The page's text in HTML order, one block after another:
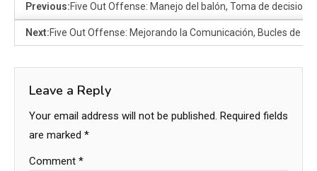
Previous:Five Out Offense: Manejo del balón, Toma de
Next:Five Out Offense: Mejorando la Comunicación, Bucles de
Leave a Reply
Your email address will not be published. Required fields
are marked *
Comment *